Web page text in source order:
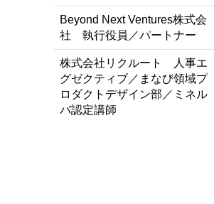
Beyond Next Ventures株式会
社 執行役員／パートナー
株式会社リクルート 人事エ
グゼクティブ／まなび領域プ
ロダクトデザイン部／ミネル
バ認定講師